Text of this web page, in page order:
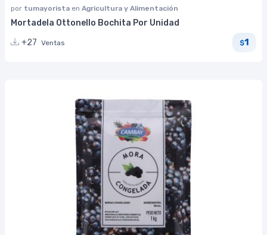
por tumayorista en Agricultura y Alimentación
Mortadela Ottonello Bochita Por Unidad
+27 Ventas $1